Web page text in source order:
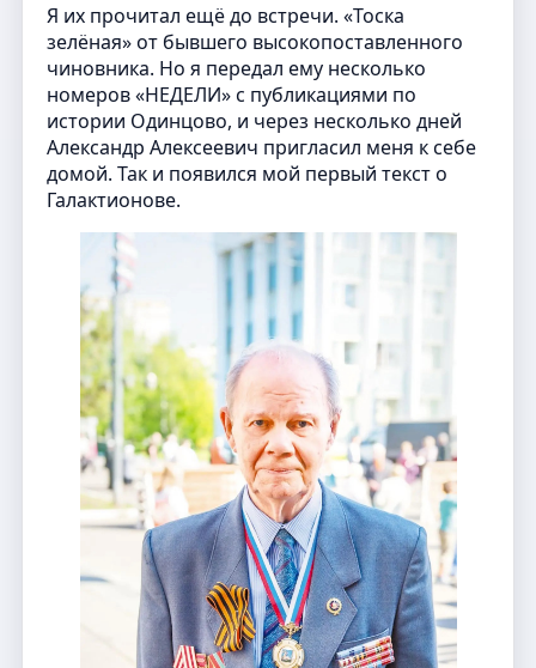
Я их прочитал ещё до встречи. «Тоска
зелёная» от бывшего высокопоставленного
чиновника. Но я передал ему несколько
номеров «НЕДЕЛИ» с публикациями по
истории Одинцово, и через несколько дней
Александр Алексеевич пригласил меня к себе
домой. Так и появился мой первый текст о
Галактионове.